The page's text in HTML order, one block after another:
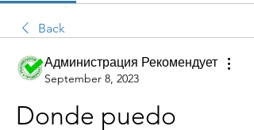
Back
Администрация Рекомендует
September 8, 2023
Donde puedo